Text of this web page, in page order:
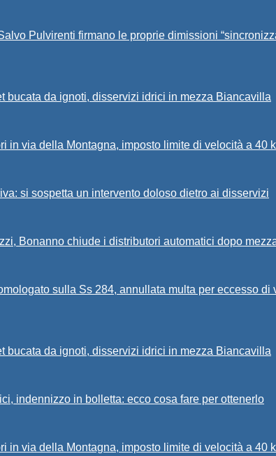
Pulvirenti firmano le proprie dimissioni
bucata da ignoti, disservizi idrici in mezza Biancavilla
in via della Montagna, imposto limite di velocità a 40
si sospetta un intervento doloso dietro ai disservizi
Bonanno chiude i distributori automatici dopo
sulla Ss 284, annullata multa per eccesso di
bucata da ignoti, disservizi idrici in mezza Biancavilla
indennizzo in bolletta: ecco cosa fare per ottenerlo
in via della Montagna, imposto limite di velocità a 40